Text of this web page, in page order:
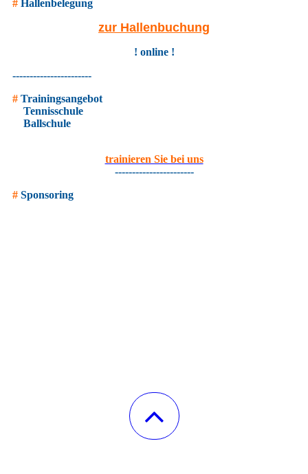
#Hallenbelegung
zur Hallenbuchung
! online !
-----------------------
# Trainingsangebot
Tennisschule
Ballschule
trainieren Sie bei uns
-----------------------
# Sponsoring